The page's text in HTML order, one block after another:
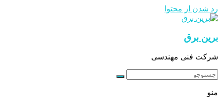
رد شدن از محتوا
برین برق
شرکت فنی مهندسی
منو